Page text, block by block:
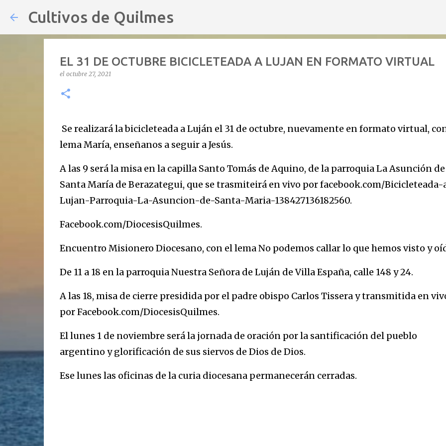
Cultivos de Quilmes
EL 31 DE OCTUBRE BICICLETEADA A LUJAN EN FORMATO VIRTUAL
el octubre 27, 2021
Se realizará la bicicleteada a Luján el 31 de octubre, nuevamente en formato virtual,
lema María, enseñanos a seguir a Jesús.
A las 9 será la misa en la capilla Santo Tomás de Aquino, de la parroquia La Asunción de
Santa María de Berazategui, que se trasmiteirá en vivo por facebook.com/Bicicleteada-
Lujan-Parroquia-La-Asuncion-de-Santa-Maria-138427136182560.
Facebook.com/DiocesisQuilmes.
Encuentro Misionero Diocesano, con el lema No podemos callar lo que hemos visto y
De 11 a 18 en la parroquia Nuestra Señora de Luján de Villa España, calle 148 y 24.
A las 18, misa de cierre presidida por el padre obispo Carlos Tissera y transmitida en
por Facebook.com/DiocesisQuilmes.
El lunes 1 de noviembre será la jornada de oración por la santificación del pueblo
argentino y glorificación de sus siervos de Dios de Dios.
Ese lunes las oficinas de la curia diocesana permanecerán cerradas.